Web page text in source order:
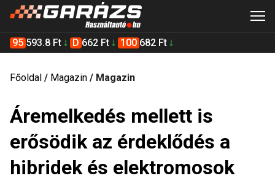
95 593.8 Ft D 662 Ft 100 682 Ft
Főoldal / Magazin / Magazin
Áremelkedés mellett is
erősödik az érdeklődés a
hibridek és elektromosok